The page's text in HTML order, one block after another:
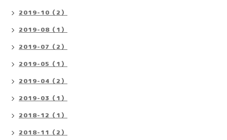
2019-10（2）
2019-08（1）
2019-07（2）
2019-05（1）
2019-04（2）
2019-03（1）
2018-12（1）
2018-11（2）